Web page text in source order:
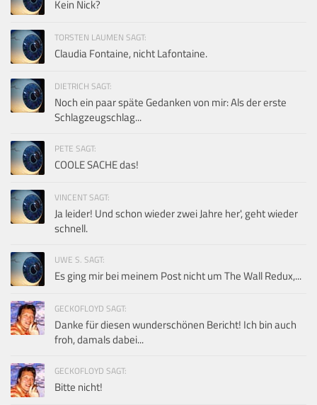
Kein Nick?
TORSTEN LAUMEN SAGT:
Claudia Fontaine, nicht Lafontaine.
DIETRICH SAGT:
Noch ein paar späte Gedanken von mir: Als der erste
Schlagzeugschlag...
PETE SAGT:
COOLE SACHE das!
VINCENT SAGT:
Ja leider! Und schon wieder zwei Jahre her', geht wieder
schnell.
UWE S. SAGT:
Es ging mir bei meinem Post nicht um The Wall Redux,...
GECKOFLOYD SAGT:
Danke für diesen wunderschönen Bericht! Ich bin auch
froh, damals dabei...
GECKOFLOYD SAGT:
Bitte nicht!